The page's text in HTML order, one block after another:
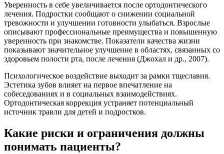
Уверенность в себе увеличивается после ортодонтического
лечения. Подростки сообщают о снижении социальной
тревожности и улучшении готовности улыбаться. Взрослые
описывают профессиональные преимущества и повышенную
уверенность при знакомстве. Показатели качества жизни
показывают значительное улучшение в областях, связанных со
здоровьем полости рта, после лечения (Джохал и др., 2007).
Психологическое воздействие выходит за рамки тщеславия.
Эстетика зубов влияет на первое впечатление на
собеседованиях и в социальных взаимодействиях.
Ортодонтическая коррекция устраняет потенциальный
источник травли для детей и подростков.
Какие риски и ограничения должны
понимать пациенты?